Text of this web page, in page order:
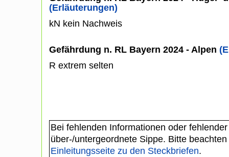
(Erläuterungen)
kN kein Nachweis
Gefährdung n. RL Bayern 2024 - Alpen
R extrem selten
Bei fehlenden Informationen oder
über-/untergeordnete Sippe. Bitte
Einleitungsseite zu den Steckbriefen.